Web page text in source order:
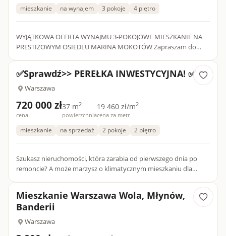
mieszkanie na wynajem 3 pokoje 4 piętro
WYJĄTKOWA OFERTA WYNAJMU 3-POKOJOWE MIESZKANIE NA
PRESTIŻOWYM OSIEDLU MARINA MOKOTÓW Zapraszam do
✅Sprawdź>> PEREŁKA INWESTYCYJNA! ✅
Warszawa
720 000 zł
cena
37 m2
powierzchnia
19 460 zł/m2
cena za metr
mieszkanie na sprzedaż 2 pokoje 2 piętro
Szukasz nieruchomości, która zarabia od pierwszego dnia po
remoncie? A może marzysz o klimatycznym mieszkaniu dla
Mieszkanie Warszawa Wola, Młynów,
Banderii
Warszawa